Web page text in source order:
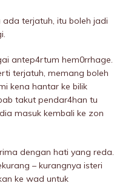
terjatuh, itu boleh jadi
antep4rtum hem0rrhage.
terjatuh, memang boleh
kena hantar ke bilik
takut pendar4han tu
masuk kembali ke zon
dengan hati yang reda.
– kurangnya isteri
ke wad untuk